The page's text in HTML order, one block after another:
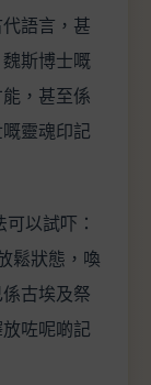
語言，甚
斯博士嘅
，甚至係
靈魂印記
以試吓：
鬆狀態，喚
古埃及祭
咗呢啲記